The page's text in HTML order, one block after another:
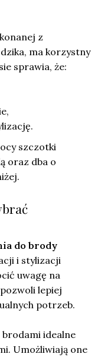
z
ma korzystny
sprawia, że:
szczotki
oraz dba o
do brody
i stylizacji
uwagę na
lepiej
potrzeb.
idealne
Umożliwiają one